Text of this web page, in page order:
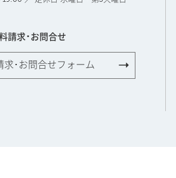
請求･お問合せ
求･お問合せフォーム